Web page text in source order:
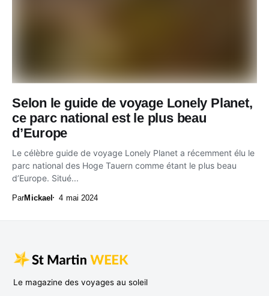
Selon le guide de voyage Lonely Planet,
ce parc national est le plus beau
d’Europe
Le célèbre guide de voyage Lonely Planet a récemment élu le
parc national des Hoge Tauern comme étant le plus beau
d’Europe. Situé...
ParMickael 4 mai 2024
Le magazine des voyages au soleil